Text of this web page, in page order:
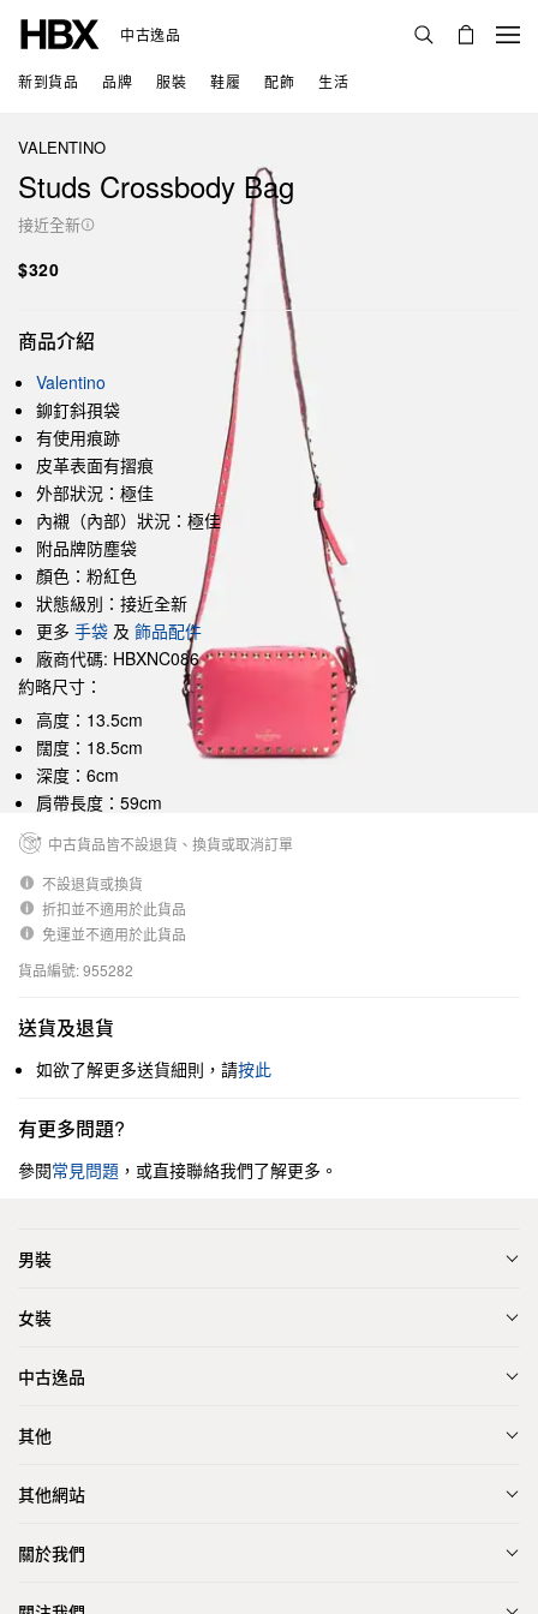
中古逸品
新到貨品 品牌 服裝 鞋履 配飾 生活
VALENTINO
Studs Crossbody Bag
接近全新
$320
商品介紹
Valentino
鉚釘斜孭袋
有使用痕跡
皮革表面有摺痕
外部狀況：極佳
內襯（內部）狀況：極佳
附品牌防塵袋
顏色：粉紅色
狀態級別：接近全新
更多 手袋 及 飾品配件
廠商代碼: HBXNC086
約略尺寸：
高度：13.5cm
闊度：18.5cm
深度：6cm
肩帶長度：59cm
中古貨品皆不設退貨、換貨或取消訂單
不設退貨或換貨
折扣並不適用於此貨品
免運並不適用於此貨品
貨品編號: 955282
送貨及退貨
如欲了解更多送貨細則，請按此
有更多問題?
參閱常見問題 ，或直接聯絡我們了解更多。
男裝
女裝
中古逸品
其他
其他網站
關於我們